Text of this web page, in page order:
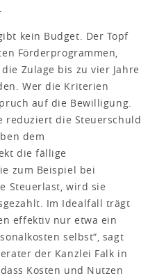
kein Budget. Der Topf
Förderprogrammen,
Zulage bis zu vier Jahre
Wer die Kriterien
auf die Bewilligung.
reduziert die Steuerschuld
dem
die fällige
zum Beispiel bei
Steuerlast, wird sie
Im Idealfall trägt
effektiv nur etwa ein
selbst“, sagt
der Kanzlei Falk in
Kosten und Nutzen